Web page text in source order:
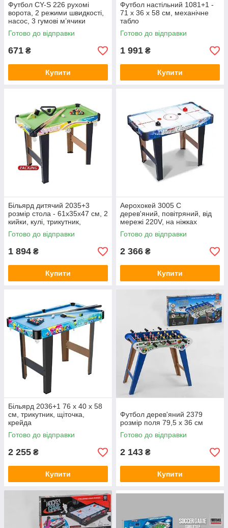
Футбол CY-S 226 рухомі
ворота, 2 режими швидкості,
насос, 3 гумові м’ячики
діаметром 11см
Готово до відправки
671 ₴
Купити
Футбол настільний 1081+1 -
71 х 36 х 58 см, механічне
табло
Готово до відправки
1 991 ₴
Купити
Більярд дитячий 2035+3
розмір стола - 61х35х47 см, 2
кийки, кулі, трикутник,
щіточка
Готово до відправки
1 894 ₴
Купити
Аерохокей 3005 C
дерев'яний, повітряний, від
мережі 220V, на ніжках
Готово до відправки
2 366 ₴
Купити
Більярд 2036+1 76 х 40 х 58
см, трикутник, щіточка,
крейда
Готово до відправки
2 255 ₴
Купити
Футбол дерев'яний 2379
розмір поля 79,5 х 36 см
Готово до відправки
2 143 ₴
Купити